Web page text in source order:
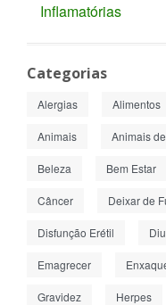
Inflamatórias
Categorias
Alergias Alimentos
Animais Animais
Beleza Bem Estar
Câncer Deixar de
Disfunção Erétil
Emagrecer
Gravidez Herpes